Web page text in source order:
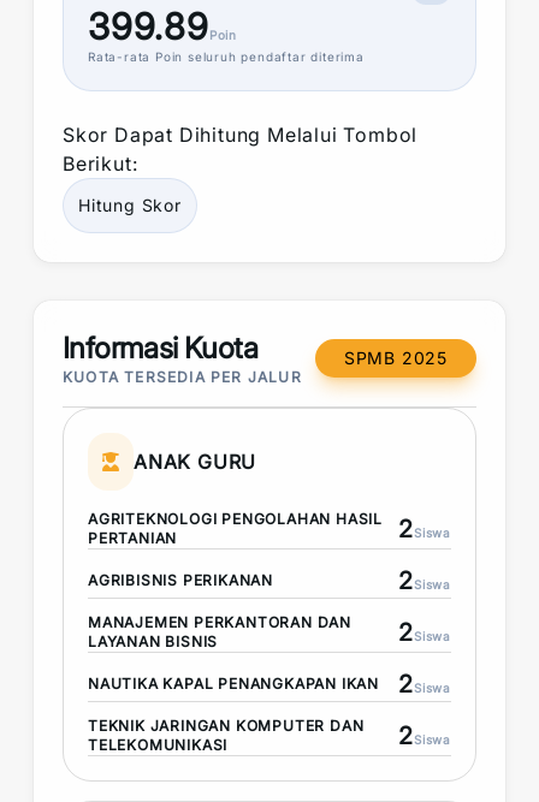
399.89Poin
Rata-rata Poin seluruh pendaftar diterima
Skor Dapat Dihitung Melalui Tombol
Berikut:
Hitung Skor
Informasi Kuota
KUOTA TERSEDIA PER JALUR
SPMB 2025
ANAK GURU
AGRITEKNOLOGI PENGOLAHAN HASIL
PERTANIAN
2Siswa
AGRIBISNIS PERIKANAN 2Siswa
MANAJEMEN PERKANTORAN DAN
LAYANAN BISNIS
2Siswa
NAUTIKA KAPAL PENANGKAPAN IKAN 2Siswa
TEKNIK JARINGAN KOMPUTER DAN
TELEKOMUNIKASI
2Siswa